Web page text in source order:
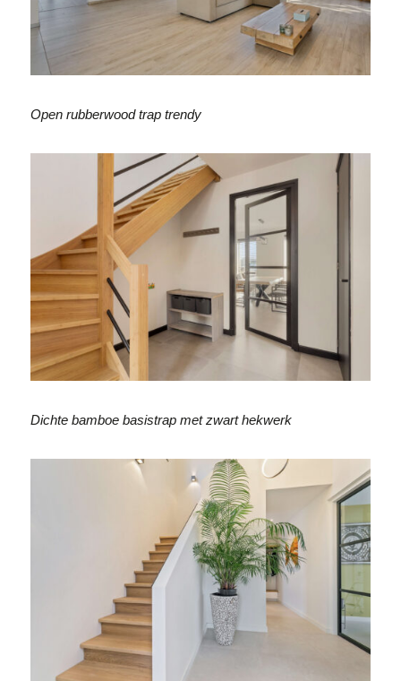
Open rubberwood trap trendy
Dichte bamboe basistrap met zwart hekwerk